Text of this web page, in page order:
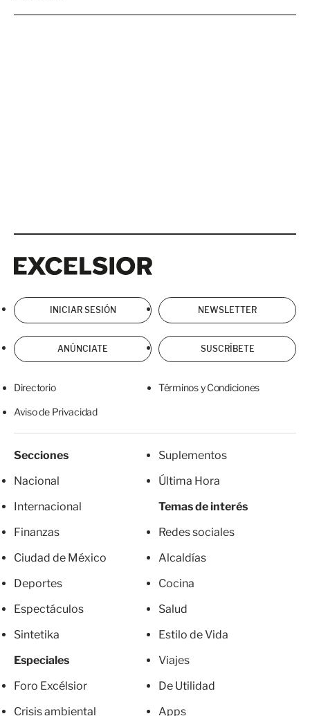
INICIAR SESIÓN NEWSLETTER
ANÚNCIATE SUSCRÍBETE
Directorio Términos y Condiciones
Aviso de Privacidad
Secciones
Nacional
Internacional
Finanzas
Ciudad de México
Deportes
Espectáculos
Sintetika
Especiales
Foro Excélsior
Crisis ambiental
Suplementos
Última Hora
Temas de interés
Redes sociales
Alcaldías
Cocina
Salud
Estilo de Vida
Viajes
De Utilidad
Apps